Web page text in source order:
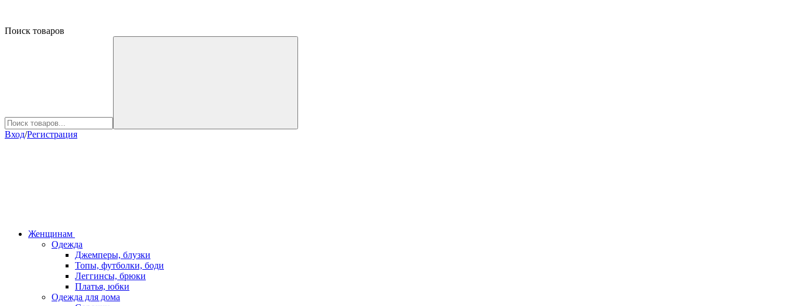
Поиск товаров
Вход/Регистрация
Женщинам
Одежда
Джемперы, блузки
Топы, футболки, боди
Леггинсы, брюки
Платья, юбки
Одежда для дома